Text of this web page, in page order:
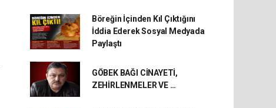
Böreğin İçinden Kıl Çıktığını
İddia Ederek Sosyal Medyada
Paylaştı
GÖBEK BAĞI CİNAYETİ,
ZEHİRLENMELER VE …